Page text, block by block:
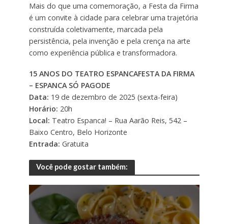
Mais do que uma comemoração, a Festa da Firma
é um convite à cidade para celebrar uma trajetória
construída coletivamente, marcada pela
persistência, pela invenção e pela crença na arte
como experiência pública e transformadora.
15 ANOS DO TEATRO ESPANCAFESTA DA FIRMA
– ESPANCA SÓ PAGODE
Data: 19 de dezembro de 2025 (sexta-feira)
Horário: 20h
Local: Teatro Espanca! – Rua Aarão Reis, 542 –
Baixo Centro, Belo Horizonte
Entrada: Gratuita
Você pode gostar também: